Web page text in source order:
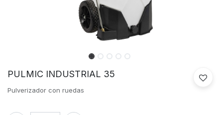
PULMIC INDUSTRIAL 35
Pulverizador con ruedas